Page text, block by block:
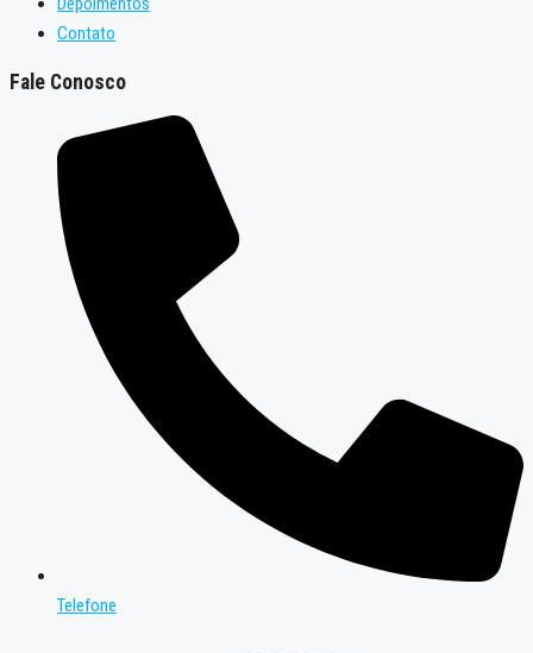
Contato
Fale Conosco
Telefone